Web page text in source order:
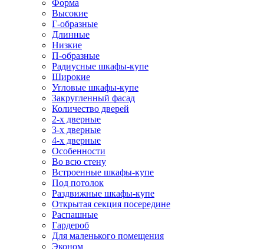
Форма
Высокие
Г-образные
Длинные
Низкие
П-образные
Радиусные шкафы-купе
Широкие
Угловые шкафы-купе
Закругленный фасад
Количество дверей
2-х дверные
3-х дверные
4-х дверные
Особенности
Во всю стену
Встроенные шкафы-купе
Под потолок
Раздвижные шкафы-купе
Открытая секция посередине
Распашные
Гардероб
Для маленького помещения
Эконом